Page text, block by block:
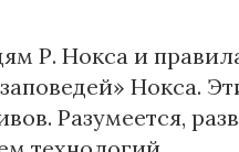
Р. Нокса и
Нокса.
Разумеется,